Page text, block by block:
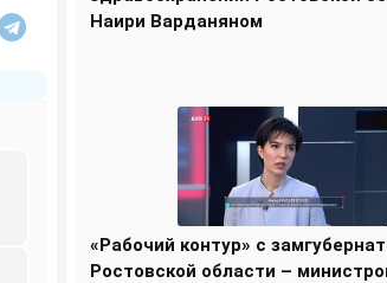
Наири Варданяном
«Рабочий контур» с
Ростовской области –